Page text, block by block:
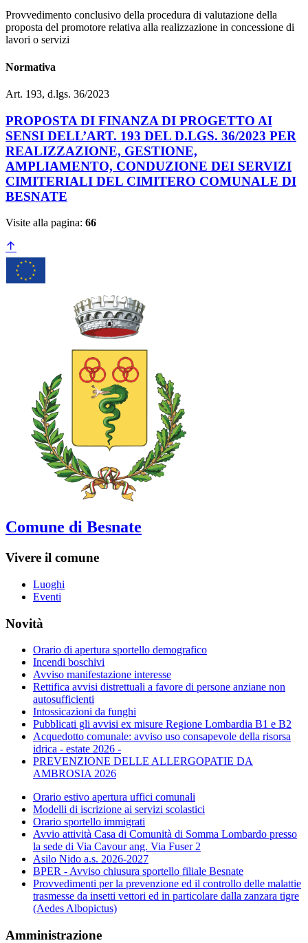
Provvedimento conclusivo della procedura di valutazione della
proposta del promotore relativa alla realizzazione in concessione di
lavori o servizi
Normativa
Art. 193, d.lgs. 36/2023
PROPOSTA DI FINANZA DI PROGETTO AI
SENSI DELL’ART. 193 DEL D.LGS. 36/2023 PER
REALIZZAZIONE, GESTIONE,
AMPLIAMENTO, CONDUZIONE DEI SERVIZI
CIMITERIALI DEL CIMITERO COMUNALE DI
BESNATE
Visite alla pagina: 66
Comune di Besnate
Vivere il comune
Luoghi
Eventi
Novità
Orario di apertura sportello demografico
Incendi boschivi
Avviso manifestazione interesse
Rettifica avvisi distrettuali a favore di persone anziane non
autosufficienti
Intossicazioni da funghi
Pubblicati gli avvisi ex misure Regione Lombardia B1 e B2
Acquedotto comunale: avviso uso consapevole della risorsa
idrica - estate 2026 -
PREVENZIONE DELLE ALLERGOPATIE DA
AMBROSIA 2026
Orario estivo apertura uffici comunali
Modelli di iscrizione ai servizi scolastici
Orario sportello immigrati
Avvio attività Casa di Comunità di Somma Lombardo presso
la sede di Via Cavour ang. Via Fuser 2
Asilo Nido a.s. 2026-2027
BPER - Avviso chiusura sportello filiale Besnate
Provvedimenti per la prevenzione ed il controllo delle malattie
trasmesse da insetti vettori ed in particolare dalla zanzara tigre
(Aedes Albopictus)
Amministrazione